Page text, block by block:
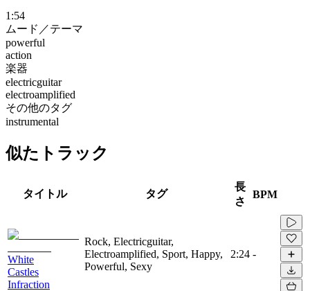
1:54
ムード／テーマ
powerful
action
楽器
electricguitar
electroamplified
その他のタグ
instrumental
似たトラック
タイトル タグ
長
さ
BPM
White
Castles
Infraction
Rock, Electricguitar,
Electroamplified, Sport, Happy,
Powerful, Sexy
2:24 -